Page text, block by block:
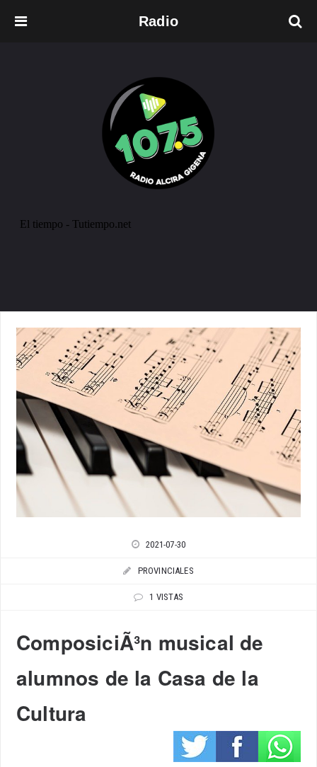
Radio
2021-07-30
PROVINCIALES
1 VISTAS
ComposiciÃ³n musical de
alumnos de la Casa de la
Cultura